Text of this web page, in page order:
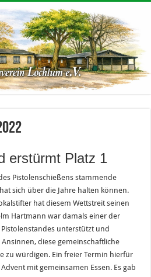
erstürmt Platz 1
Pistolenschießens stammende
sich über die Jahre halten können.
hat diesem Wettstreit seinen
Hartmann war damals einer der
unterstützt und
diese gemeinschaftliche
zu würdigen. Ein freier Termin hierfür
mit gemeinsamen Essen. Es gab